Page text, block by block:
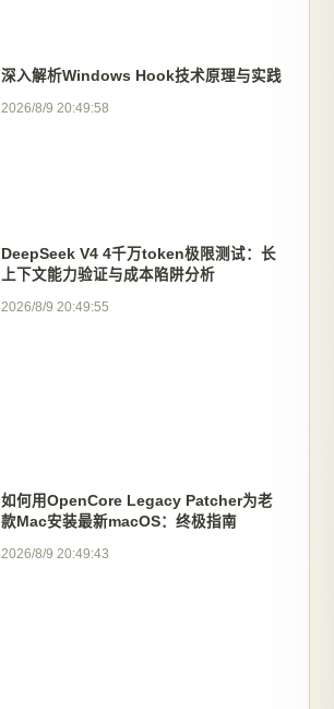
深入解析Windows Hook技术原理与实践
2026/8/9 20:49:58
DeepSeek V4 4千万token极限测试：长
上下文能力验证与成本陷阱分析
2026/8/9 20:49:55
如何用OpenCore Legacy Patcher为老
款Mac安装最新macOS：终极指南
2026/8/9 20:49:43